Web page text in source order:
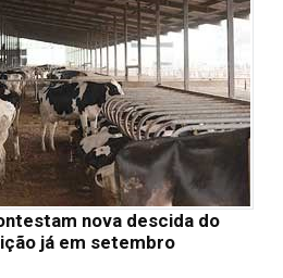
nova descida do
já em setembro